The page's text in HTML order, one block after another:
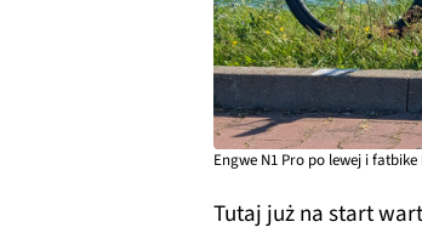
Engwe N1 Pro po lewej i
Tutaj już na start